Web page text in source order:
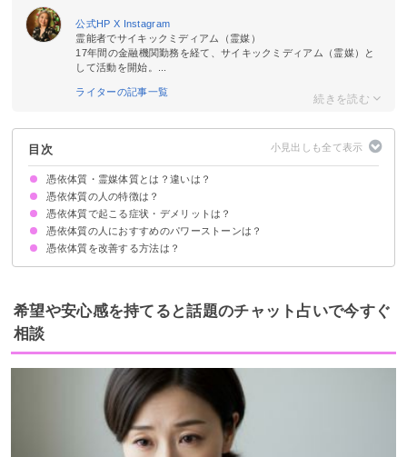
公式HP X Instagram
霊能者でサイキックミディアム（霊媒）
17年間の金融機関勤務を経て、サイキックミディアム（霊媒）と
して活動を開始。...
ライターの記事一覧
目次
憑依体質・霊媒体質とは？違いは？
霊に取り憑かれやすい体質のこと
憑依体質と霊媒体質の違いは抵抗・拒否できるかどうか
憑依体質の人の特徴は？
ネガティブ思考
生まれた時から霊感が強い
周りの目を気にしやすい
人混みや大人数の集まりが苦手
感情の起伏が激しい
憑依体質で起こる症状・デメリットは？
肩こり・首こりがひどい
疲れやすい
霊が見えてしまう
急に寒気を感じるときがある
不幸を引き寄せやすい
憑依体質の人におすすめのパワーストーンは？
モリオン
スギライト
翡翠
憑依体質を改善する方法は？
波動を上げる
スポーツに熱中する
霊能力を高め霊媒体質まで改善する
頼れる霊媒師や専門家に相談する
希望や安心感を持てると話題のチャット占いで今すぐ
相談